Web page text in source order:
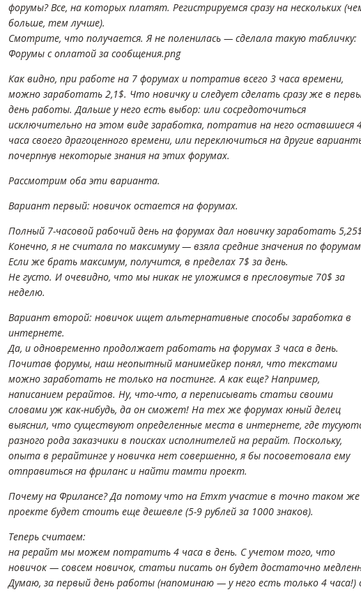
форумы? Все, на которых платят. Регистрируемся сразу на нескольких
больше, тем лучше).
Смотрите, что получается. Я не поленилась — сделала такую табличку:
Форумы с оплатой за сообщения.png
Как видно, при работе на 7 форумах и потратив всего 3 часа времени,
можно заработать 2,1$. Что новичку и следует сделать сразу же в
день работы. Дальше у него есть выбор: или сосредоточиться
исключительно на этом виде заработка, потратив на него оставшиеся
часа своего драгоценного времени, или переключиться на другие
почерпнув некоторые знания на этих форумах.
Рассмотрим оба эти варианта.
Вариант первый: новичок остается на форумах.
Полный 7-часовой рабочий день на форумах дал новичку заработать
Конечно, я не считала по максимуму — взяла средние значения по
Если же брать максимум, получится, в пределах 7$ за день.
Не густо. И очевидно, что мы никак не уложимся в пресловутые 70$ за
неделю.
Вариант второй: новичок ищет альтернативные способы заработка в
интернете.
Да, и одновременно продолжает работать на форумах 3 часа в день.
Почитав форумы, наш неопытный манимейкер понял, что текстами
можно заработать не только на постинге. А как еще? Например,
написанием рерайтов. Ну, что-что, а переписывать статьи своими
словами уж как-нибудь, да он сможет! На тех же форумах юный делец
выяснил, что существуют определенные места в интернете, где
разного рода заказчики в поисках исполнителей на рерайт. Поскольку,
опыта в рерайтинге у новичка нет совершенно, я бы посоветовала ему
отправиться на фриланс и найти тамти проект.
Почему на Фрилансе? Да потому что на Етхт участие в точно таком же
проекте будет стоить еще дешевле (5-9 рублей за 1000 знаков).
Теперь считаем:
на рерайт мы можем потратить 4 часа в день. С учетом того, что
новичок — совсем новичок, статьи писать он будет достаточно
Думаю, за первый день работы (напоминаю — у него есть только 4 часа!)